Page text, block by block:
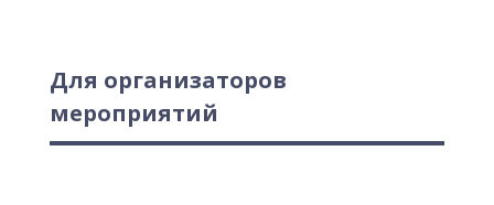
Для организаторов
мероприятий